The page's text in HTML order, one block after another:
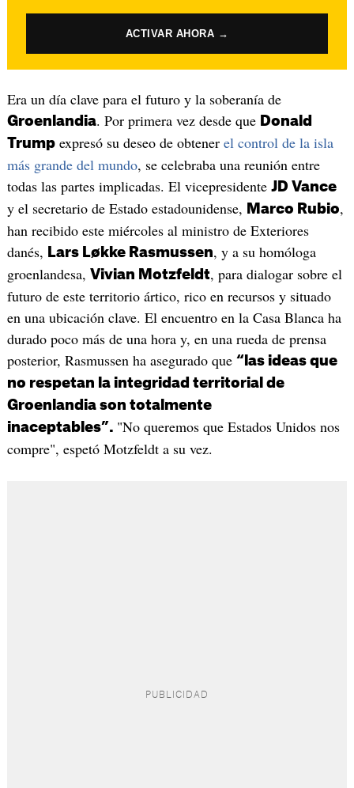
ACTIVAR AHORA →
Era un día clave para el futuro y la soberanía de
Groenlandia. Por primera vez desde que Donald
Trumpexpresó su deseo de obtener el control de la isla
más grande del mundo, se celebraba una reunión entre
todas las partes implicadas. El vicepresidente JD Vance
y el secretario de Estado estadounidense, Marco Rubio,
han recibido este miércoles al ministro de Exteriores
danés, Lars Løkke Rasmussen, y a su homóloga
groenlandesa, Vivian Motzfeldt, para dialogar sobre el
futuro de este territorio ártico, rico en recursos y situado
en una ubicación clave. El encuentro en la Casa Blanca ha
durado poco más de una hora y, en una rueda de prensa
posterior, Rasmussen ha asegurado que “las ideas que
no respetan la integridad territorial de
Groenlandia son totalmente
inaceptables”. "No queremos que Estados Unidos nos
compre", espetó Motzfeldt a su vez.